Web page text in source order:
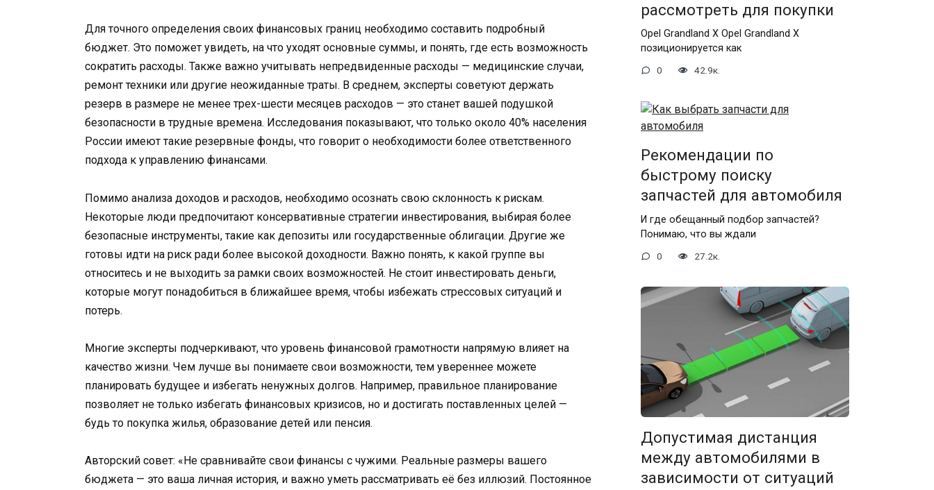
Для точного определения своих финансовых границ необходимо составить подробный
бюджет. Это поможет увидеть, на что уходят основные суммы, и понять, где есть возможность
сократить расходы. Также важно учитывать непредвиденные расходы — медицинские случаи,
ремонт техники или другие неожиданные траты. В среднем, эксперты советуют держать
резерв в размере не менее трех-шести месяцев расходов — это станет вашей подушкой
безопасности в трудные времена. Исследования показывают, что только около 40% населения
России имеют такие резервные фонды, что говорит о необходимости более ответственного
подхода к управлению финансами.
Помимо анализа доходов и расходов, необходимо осознать свою склонность к рискам.
Некоторые люди предпочитают консервативные стратегии инвестирования, выбирая более
безопасные инструменты, такие как депозиты или государственные облигации. Другие же
готовы идти на риск ради более высокой доходности. Важно понять, к какой группе вы
относитесь и не выходить за рамки своих возможностей. Не стоит инвестировать деньги,
которые могут понадобиться в ближайшее время, чтобы избежать стрессовых ситуаций и
потерь.
Многие эксперты подчеркивают, что уровень финансовой грамотности напрямую влияет на
качество жизни. Чем лучше вы понимаете свои возможности, тем увереннее можете
планировать будущее и избегать ненужных долгов. Например, правильное планирование
позволяет не только избегать финансовых кризисов, но и достигать поставленных целей —
будь то покупка жилья, образование детей или пенсия.
Авторский совет: «Не сравнивайте свои финансы с чужими. Реальные размеры вашего
бюджета — это ваша личная история, и важно уметь рассматривать её без иллюзий. Постоянное
рассмотреть для покупки
Opel Grandland X Opel Grandland X
позиционируется как
0 42.9к.
Рекомендации по
быстрому поиску
запчастей для автомобиля
И где обещанный подбор запчастей?
Понимаю, что вы ждали
0 27.2к.
Допустимая дистанция
между автомобилями в
зависимости от ситуаций